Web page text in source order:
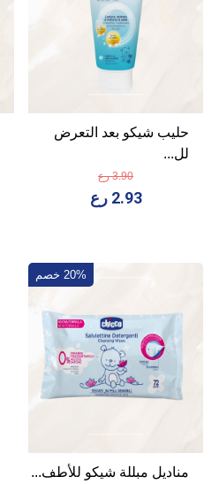
حليب شيكو بعد التعرض
لل...
3.90 رع
2.93 رع
20% خصم
مناديل مبللة شيكو للأطف...